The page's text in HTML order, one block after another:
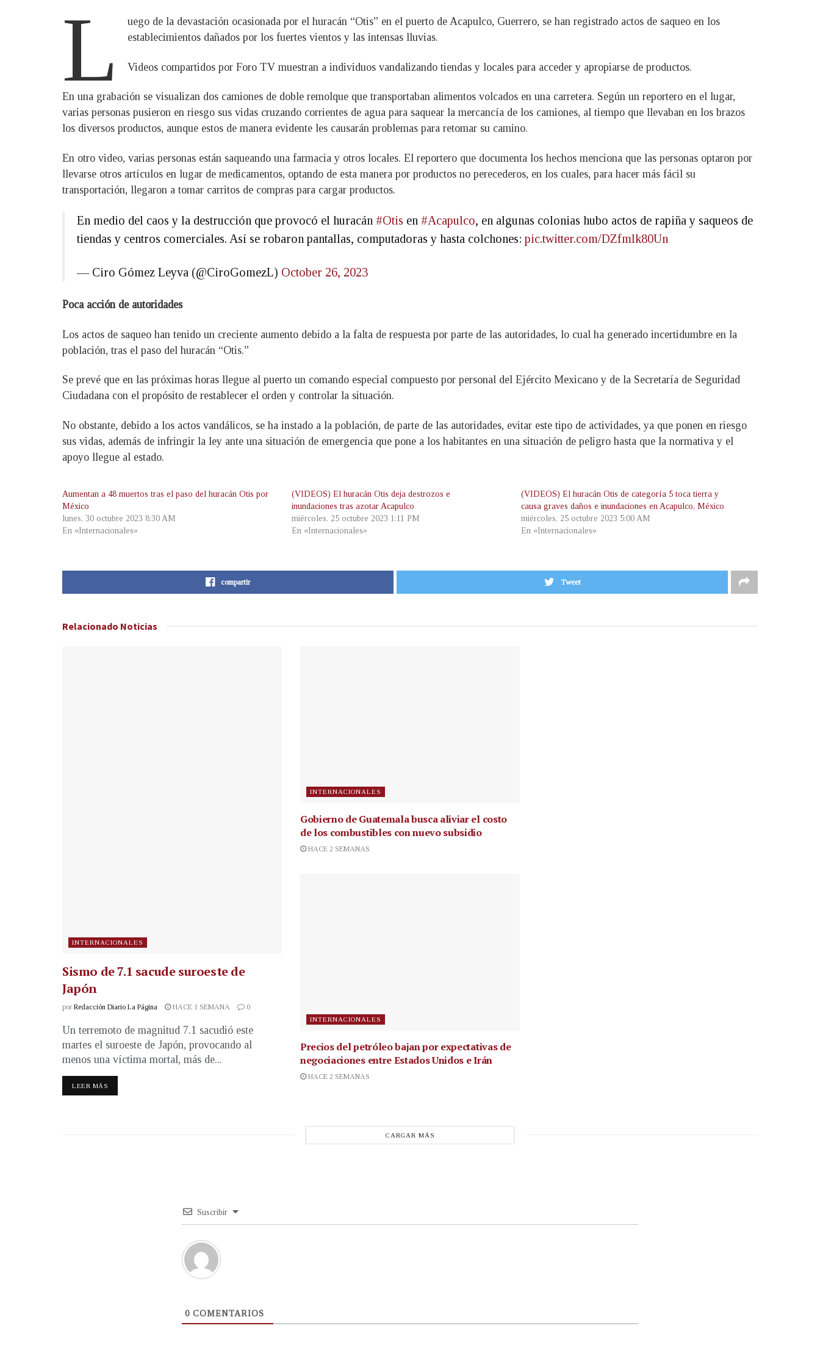
L
uego de la devastación ocasionada por el huracán “Otis” en el puerto de Acapulco, Guerrero, se han registrado actos de saqueo en los
establecimientos dañados por los fuertes vientos y las intensas lluvias.
Videos compartidos por Foro TV muestran a individuos vandalizando tiendas y locales para acceder y apropiarse de productos.
En una grabación se visualizan dos camiones de doble remolque que transportaban alimentos volcados en una carretera. Según un reportero en el lugar,
varias personas pusieron en riesgo sus vidas cruzando corrientes de agua para saquear la mercancía de los camiones, al tiempo que llevaban en los brazos
los diversos productos, aunque estos de manera evidente les causarán problemas para retomar su camino.
En otro video, varias personas están saqueando una farmacia y otros locales. El reportero que documenta los hechos menciona que las personas optaron por
llevarse otros artículos en lugar de medicamentos, optando de esta manera por productos no perecederos, en los cuales, para hacer más fácil su
transportación, llegaron a tomar carritos de compras para cargar productos.
En medio del caos y la destrucción que provocó el huracán #Otis en #Acapulco, en algunas colonias hubo actos de rapiña y saqueos de
tiendas y centros comerciales. Así se robaron pantallas, computadoras y hasta colchones: pic.twitter.com/DZfmlk80Un
— Ciro Gómez Leyva (@CiroGomezL) October 26, 2023
Poca acción de autoridades
Los actos de saqueo han tenido un creciente aumento debido a la falta de respuesta por parte de las autoridades, lo cual ha generado incertidumbre en la
población, tras el paso del huracán “Otis.”
Se prevé que en las próximas horas llegue al puerto un comando especial compuesto por personal del Ejército Mexicano y de la Secretaría de Seguridad
Ciudadana con el propósito de restablecer el orden y controlar la situación.
No obstante, debido a los actos vandálicos, se ha instado a la población, de parte de las autoridades, evitar este tipo de actividades, ya que ponen en riesgo
sus vidas, además de infringir la ley ante una situación de emergencia que pone a los habitantes en una situación de peligro hasta que la normativa y el
apoyo llegue al estado.
Aumentan a 48 muertos tras el paso del huracán Otis por
México
lunes, 30 octubre 2023 8:30 AM
En «Internacionales»
(VIDEOS) El huracán Otis deja destrozos e
inundaciones tras azotar Acapulco
miércoles, 25 octubre 2023 1:11 PM
En «Internacionales»
(VIDEOS) El huracán Otis de categoría 5 toca tierra y
causa graves daños e inundaciones en Acapulco, México
miércoles, 25 octubre 2023 5:00 AM
En «Internacionales»
compartir Tweet
Relacionado Noticias
INTERNACIONALES
Sismo de 7.1 sacude suroeste de
Japón
por Redacción Diario La Página HACE 1 SEMANA 0
Un terremoto de magnitud 7.1 sacudió este
martes el suroeste de Japón, provocando al
menos una víctima mortal, más de...
LEER MÁS
INTERNACIONALES
Gobierno de Guatemala busca aliviar el costo
de los combustibles con nuevo subsidio
HACE 2 SEMANAS
INTERNACIONALES
Precios del petróleo bajan por expectativas de
negociaciones entre Estados Unidos e Irán
HACE 2 SEMANAS
CARGAR MÁS
Suscribir
0 COMENTARIOS